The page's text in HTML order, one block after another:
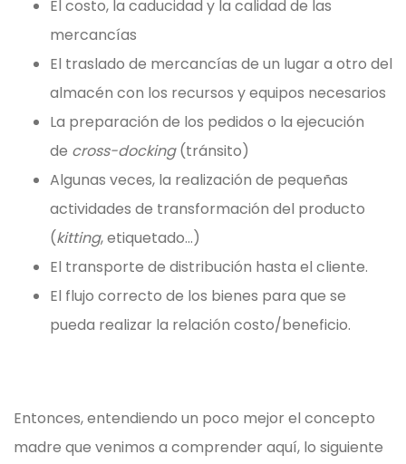
El costo, la caducidad y la calidad de las
mercancías
El traslado de mercancías de un lugar a otro del
almacén con los recursos y equipos necesarios
La preparación de los pedidos o la ejecución
de cross-docking(tránsito)
Algunas veces, la realización de pequeñas
actividades de transformación del producto
(kitting, etiquetado…)
El transporte de distribución hasta el cliente.
El flujo correcto de los bienes para que se
pueda realizar la relación costo/beneficio.
Entonces, entendiendo un poco mejor el concepto
madre que venimos a comprender aquí, lo siguiente